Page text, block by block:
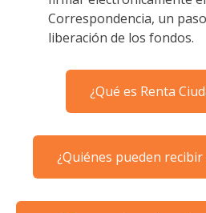
Correspondencia, un
liberación de los fondos.
¿Qué es Renta
¿Quiénes pueden recibir